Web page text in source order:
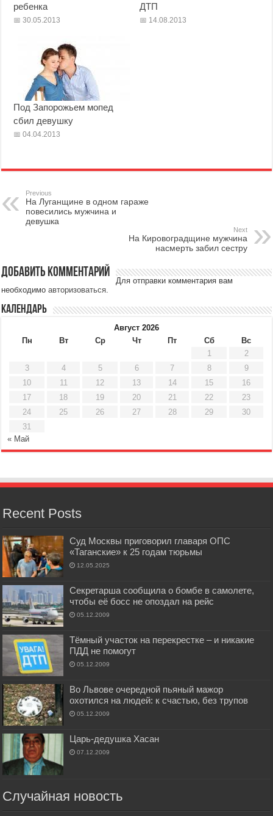
ребенка
30.05.2013
ДТП
14.08.2013
Под Запорожьем мопед
сбил девушку
04.04.2013
Previous
На Луганщине в одном гараже
повесились мужчина и
девушка
Next
На Кировоградщине мужчина
насмерть забил сестру
Добавить комментарий
Для отправки комментария вам
необходимоавторизоваться
Календарь
Август 2026
Пн
Вт Ср Чт Пт Сб
Вс
1
2
3
4 5 6 7 8
9
10
11 12 13 14 15
16
17
18 19 20 21 22
23
24
25 26 27 28 29
30
31
« Май
Recent Posts
Суд Москвы приговорил главаря ОПС
«Таганские» к 25 годам тюрьмы
12.05.2025
Секретарша сообщила о бомбе в самолете,
чтобы её босс не опоздал на рейс
05.12.2009
Тёмный участок на перекрестке – и никакие
ПДД не помогут
05.12.2009
Во Львове очередной пьяный мажор
охотился на людей: к счастью, без трупов
05.12.2009
Царь-дедушка Хасан
07.12.2009
Случайная новость